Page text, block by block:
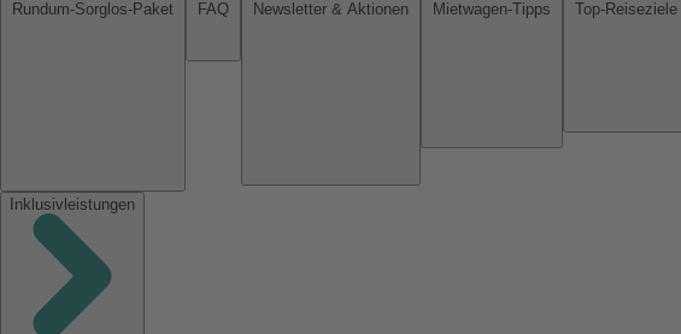
Inklusivleistungen